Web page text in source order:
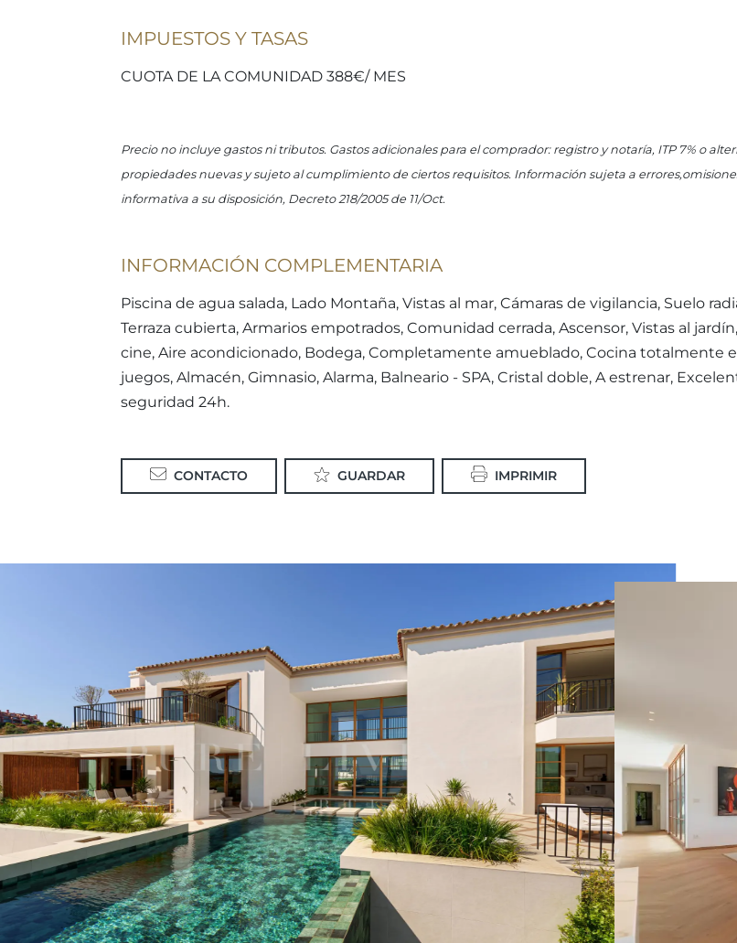
IMPUESTOS Y TASAS
CUOTA DE LA COMUNIDAD 388€/ MES
Precio no incluye gastos ni tributos. Gastos adicionales para el comprador: registro y notaría, ITP 7% o
propiedades nuevas y sujeto al cumplimiento de ciertos requisitos. Información sujeta a
informativa a su disposición, Decreto 218/2005 de 11/Oct.
INFORMACIÓN COMPLEMENTARIA
Piscina de agua salada, Lado Montaña, Vistas al mar, Cámaras de vigilancia, Suelo
Terraza cubierta, Armarios empotrados, Comunidad cerrada, Ascensor, Vistas al
cine, Aire acondicionado, Bodega, Completamente amueblado, Cocina totalmente
juegos, Almacén, Gimnasio, Alarma, Balneario - SPA, Cristal doble, A estrenar,
seguridad 24h.
CONTACTO GUARDAR IMPRIMIR